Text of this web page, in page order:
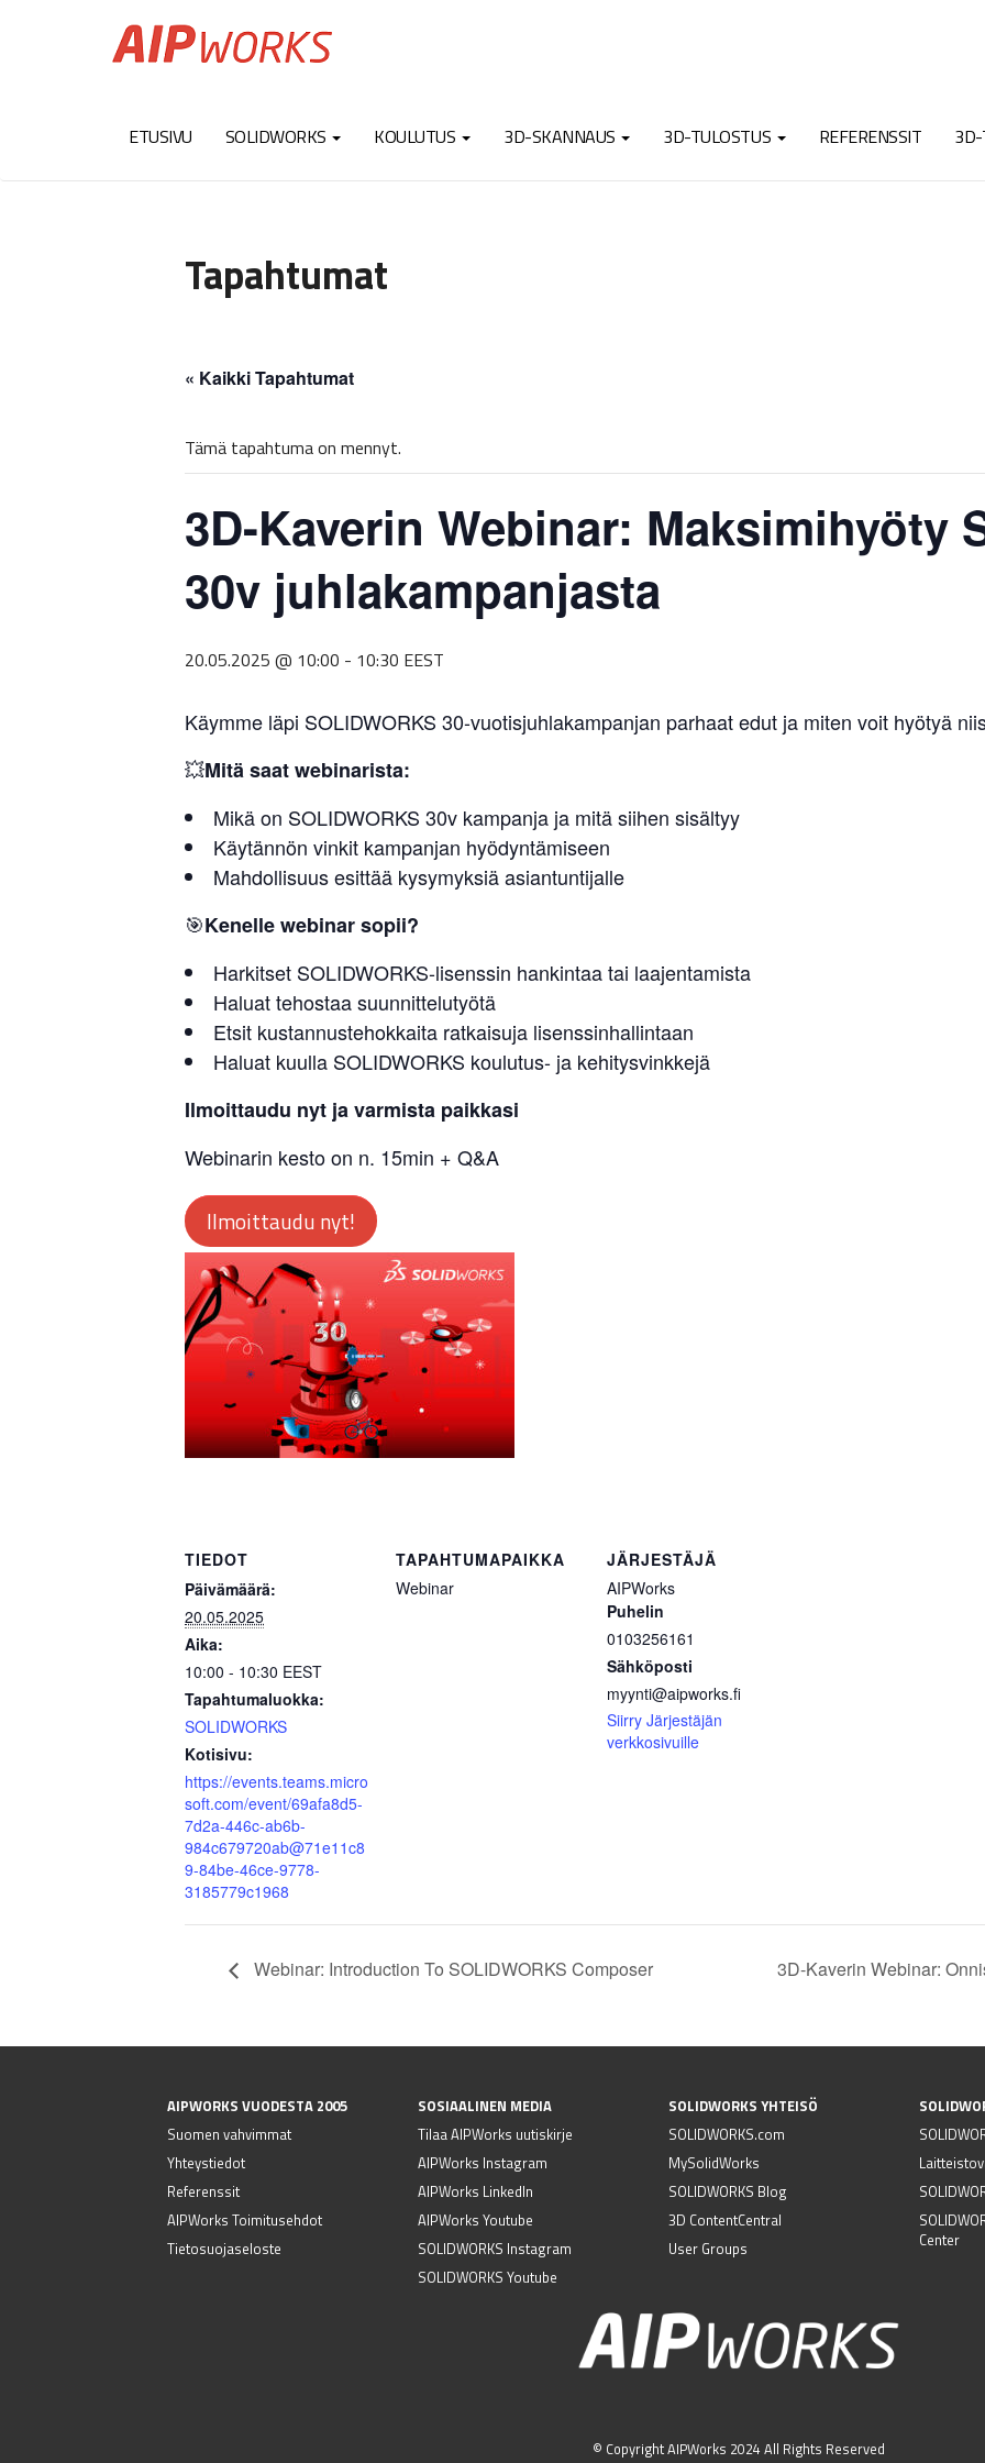
ETUSIVU SOLIDWORKS KOULUTUS 3D-SKANNAUS 3D-TULOSTUS REFERENSSIT
Tapahtumat
« Kaikki Tapahtumat
Tämä tapahtuma on mennyt.
3D-Kaverin Webinar: Maksimihyöty
30v juhlakampanjasta
20.05.2025 @ 10:00 - 10:30 EEST
Käymme läpi SOLIDWORKS 30-vuotisjuhlakampanjan parhaat edut ja miten voit hyötyä
💥Mitä saat webinarista:
Mikä on SOLIDWORKS 30v kampanja ja mitä siihen sisältyy
Käytännön vinkit kampanjan hyödyntämiseen
Mahdollisuus esittää kysymyksiä asiantuntijalle
🎯Kenelle webinar sopii?
Harkitset SOLIDWORKS-lisenssin hankintaa tai laajentamista
Haluat tehostaa suunnittelutyötä
Etsit kustannustehokkaita ratkaisuja lisenssinhallintaan
Haluat kuulla SOLIDWORKS koulutus- ja kehitysvinkkejä
Ilmoittaudu nyt ja varmista paikkasi
Webinarin kesto on n. 15min + Q&A
Ilmoittaudu nyt!
TIEDOT
Päivämäärä:
20.05.2025
Aika:
10:00 - 10:30 EEST
Tapahtumaluokka:
SOLIDWORKS
Kotisivu:
https://events.teams.micro
soft.com/event/69afa8d5-
7d2a-446c-ab6b-
984c679720ab@71e11c8
9-84be-46ce-9778-
3185779c1968
TAPAHTUMAPAIKKA
Webinar
JÄRJESTÄJÄ
AIPWorks
Puhelin
0103256161
Sähköposti
myynti@aipworks.fi
Siirry Järjestäjän
verkkosivuille
Webinar: Introduction To SOLIDWORKS Composer 3D-Kaverin Webinar:
AIPWORKS VUODESTA 2005
Suomen vahvimmat
Yhteystiedot
Referenssit
AIPWorks Toimitusehdot
Tietosuojaseloste
SOSIAALINEN MEDIA
Tilaa AIPWorks uutiskirje
AIPWorks Instagram
AIPWorks LinkedIn
AIPWorks Youtube
SOLIDWORKS Instagram
SOLIDWORKS Youtube
SOLIDWORKS YHTEISÖ
SOLIDWORKS.com
MySolidWorks
SOLIDWORKS Blog
3D ContentCentral
User Groups
Center
© Copyright AIPWorks 2024 All Rights Reserved